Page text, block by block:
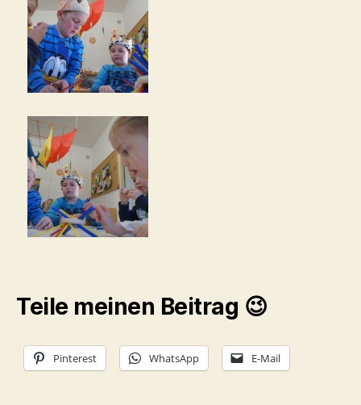
Teile meinen Beitrag 😉
Pinterest WhatsApp E-Mail